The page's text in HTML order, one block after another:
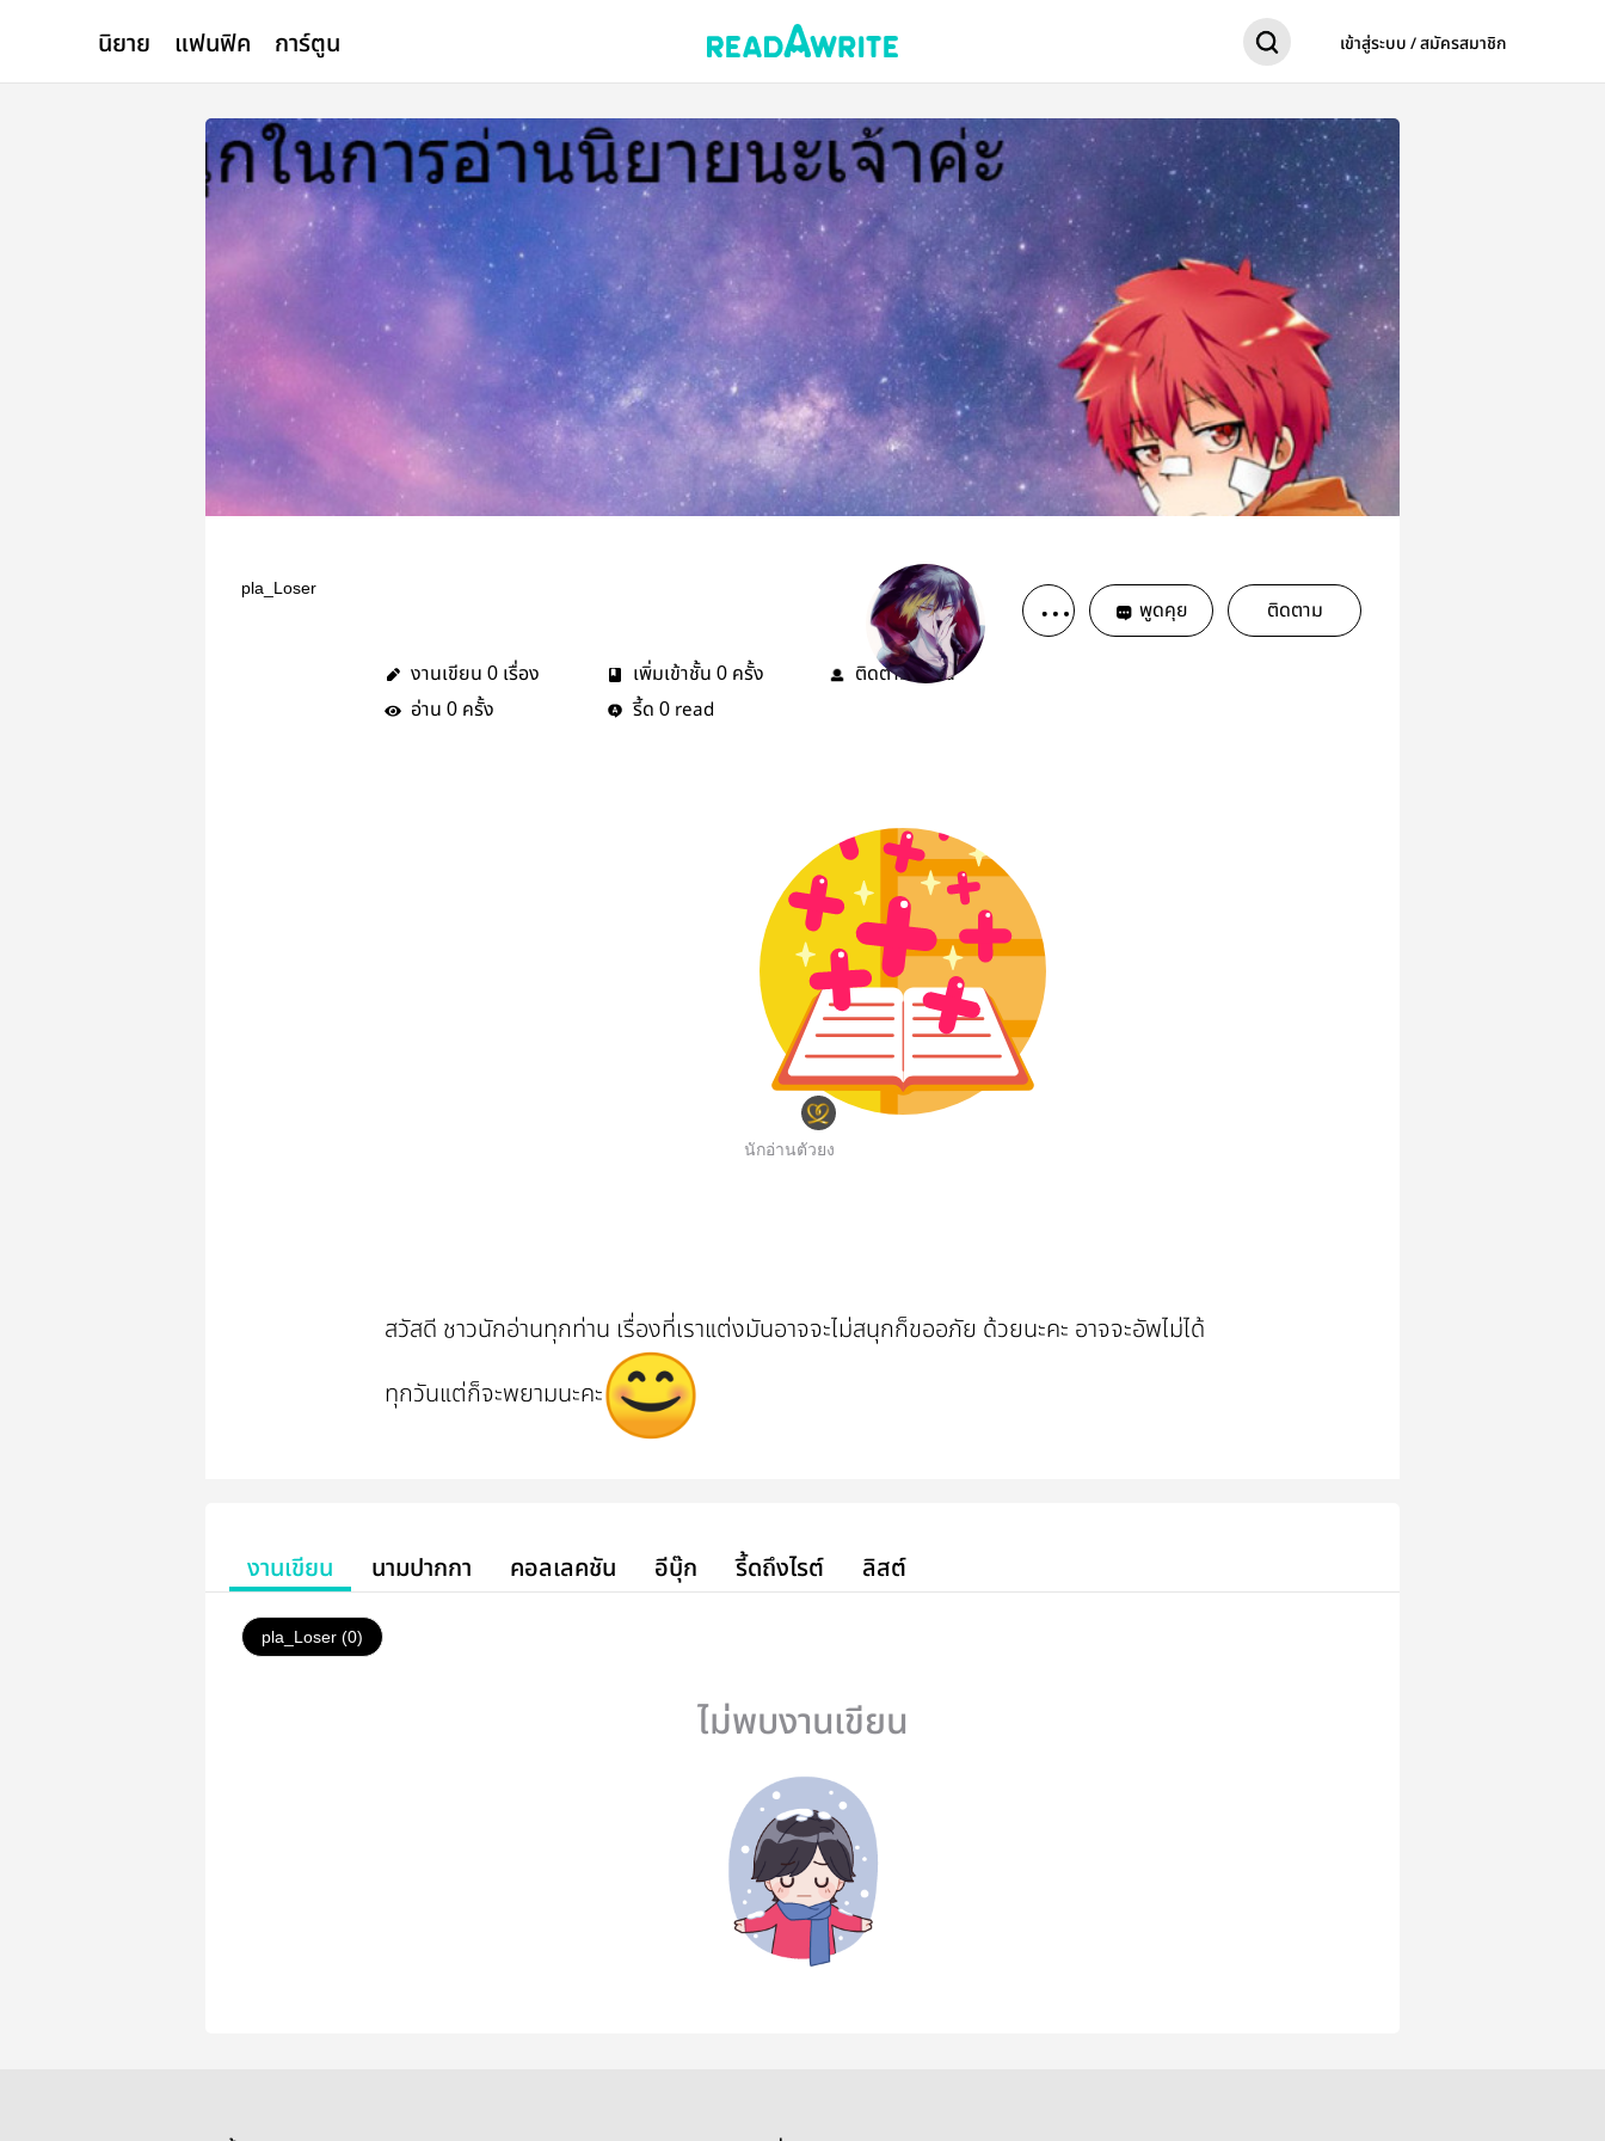
นิยาย แฟนฟิค การ์ตูน เข้าสู่ระบบ / สมัครสมาชิก
pla_Loser
พูดคุย ติดตาม
งานเขียน 0 เรื่อง เพิ่มเข้าชั้น 0 ครั้ง ติดตาม2คน
อ่าน 0 ครั้ง รี้ด 0 read
นักอ่านตัวยง
สวัสดี ชาวนักอ่านทุกท่าน เรื่องที่เราแต่งมันอาจจะไม่สนุกก็ขออภัย ด้วยนะคะ อาจจะอัพไม่ได้
ทุกวันแต่ก็จะพยามนะคะ
งานเขียน นามปากกา คอลเลคชัน อีบุ๊ก รี้ดถึงไรต์ ลิสต์
pla_Loser (0)
ไม่พบงานเขียน